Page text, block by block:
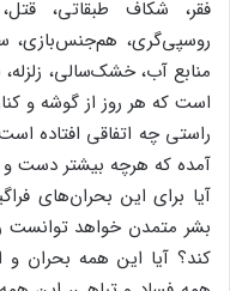
فقر، شکاف طبقاتی،
روسپی‌گری، هم‌جنس‌بازی،
منابع آب، خشک‌سالی،
است که هر روز از گوشه و
راستی چه اتفاقی افتاده
آمده که هرچه بیشتر دست و
آیا برای این بحران‌های
بشر متمدن خواهد توانست
کند؟ آیا این همه بحران و